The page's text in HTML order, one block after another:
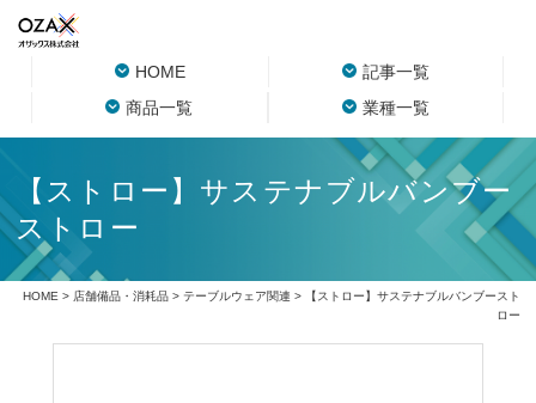
HOME
記事一覧
商品一覧
業種一覧
【ストロー】サステナブルバンブー
ストロー
HOME > 店舗備品・消耗品> テーブルウェア関連 > 【ストロー】サステナブルバンブースト
ロー